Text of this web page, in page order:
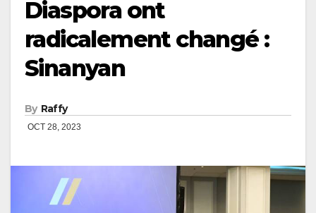
Diaspora ont
radicalement changé :
Sinanyan
By Raffy
OCT 28, 2023